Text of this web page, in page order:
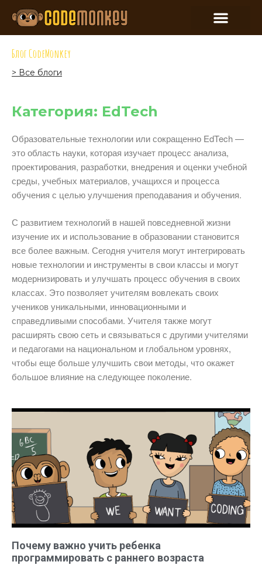
Блог CodeMonkey
> Все блоги
Категория: EdTech
Образовательные технологии или сокращенно EdTech —
это область науки, которая изучает процесс анализа,
проектирования, разработки, внедрения и оценки учебной
среды, учебных материалов, учащихся и процесса
обучения с целью улучшения преподавания и обучения.
С развитием технологий в нашей повседневной жизни
изучение их и использование в образовании становится
все более важным. Сегодня учителя могут интегрировать
новые технологии и инструменты в свои классы и могут
модернизировать и улучшать процесс обучения в своих
классах. Это позволяет учителям вовлекать своих
учеников уникальными, инновационными и
справедливыми способами. Учителя также могут
расширять свою сеть и связываться с другими учителями
и педагогами на национальном и глобальном уровнях,
чтобы еще больше улучшить свои методы, что окажет
большое влияние на следующее поколение.
Почему важно учить ребенка
программировать с раннего возраста